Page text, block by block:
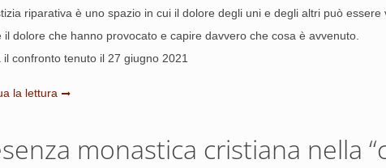
riparativa è uno spazio in cui il dolore degli uni e degli altri può
il dolore che hanno provocato e capire davvero che cosa è avvenuto.
il confronto tenuto il 27 giugno 2021
la lettura
monastica cristiana nella